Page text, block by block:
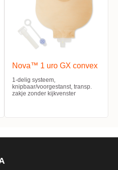
Nova™ 1 uro GX convex
1-delig systeem,
knipbaar/voorgestanst, transp.
zakje zonder kijkvenster